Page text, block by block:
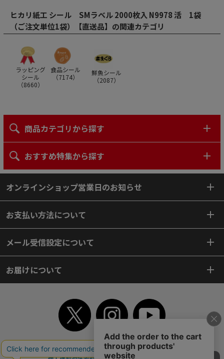
ヒカリ紙工 シール SMラベル 2000枚入 N9978 活 1袋
（ご注文単位1袋）【直送品】の関連カテゴリ
ラッピング
シール
（8660）
食品シール
（7174）
鮮魚シール
（2087）
商品カテゴリから探す
おすすめ特集から探す
オンラインショップ営業日のお知らせ
お支払い方法について
メール受信設定について
お届けについて
TOP 初めてご利用のお客様へ ご利用案内
ご利用規約